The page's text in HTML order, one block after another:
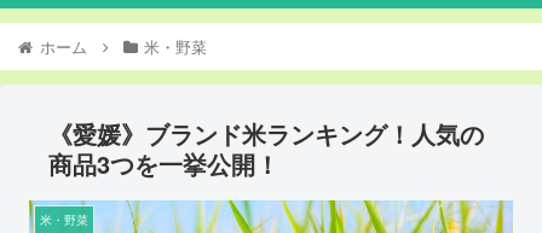
ホーム 米・野菜
《愛媛》ブランド米ランキング！人気の
商品3つを一挙公開！
米・野菜